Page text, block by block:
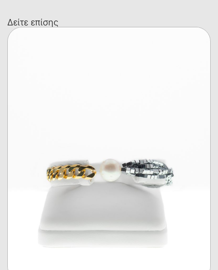
Δείτε επίσης